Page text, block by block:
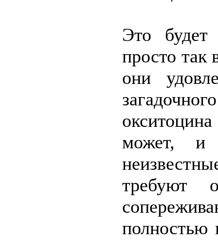
Это
просто так
они
может, и
требуют
полностью